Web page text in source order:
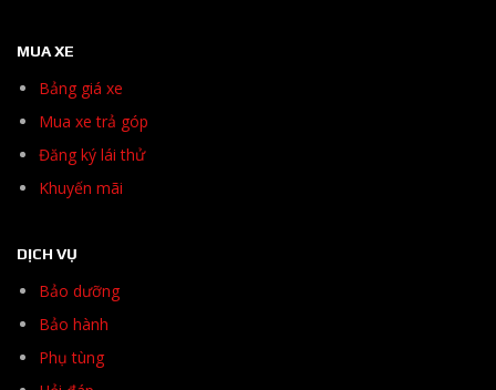
MUA XE
Bảng giá xe
Mua xe trả góp
Đăng ký lái thử
Khuyến mãi
DỊCH VỤ
Bảo dưỡng
Bảo hành
Phụ tùng